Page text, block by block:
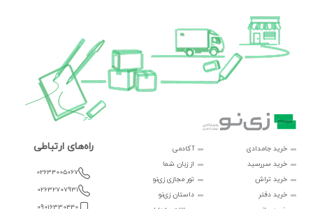
خرید جامدادی
خرید سررسید
خرید تراش
خرید دفتر
آکادمی
از زبان شما
تور مجازی زی‌نو
داستان زی‌نو
راه‌های ارتباطی
02634005067
02632707931
09016330440